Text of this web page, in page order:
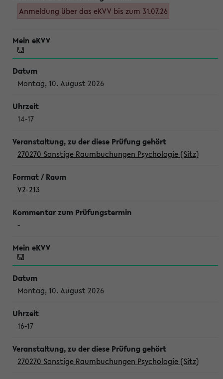
Anmeldung über das eKVV bis zum 31.07.26
Montag, 10. August 2026
14-17
270270 Sonstige Raumbuchungen Psychologie (Sitz)
V2-213
-
Montag, 10. August 2026
16-17
270270 Sonstige Raumbuchungen Psychologie (Sitz)